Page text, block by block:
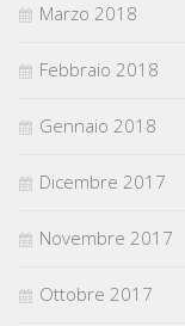
Marzo 2018
Febbraio 2018
Gennaio 2018
Dicembre 2017
Novembre 2017
Ottobre 2017